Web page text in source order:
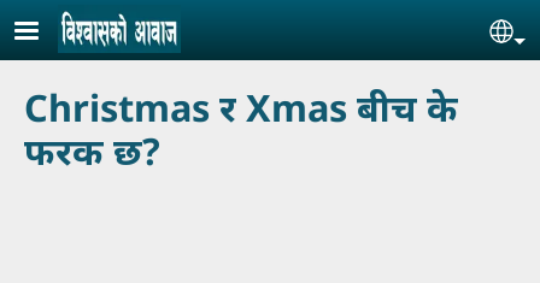
Skip to main content
Christmas र Xmas बीच के
फरक छ?